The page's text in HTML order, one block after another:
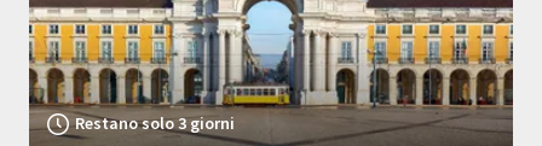
Restano solo 3 giorni